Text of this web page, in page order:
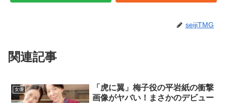
seijiTMG
関連記事
女優
「虎に翼」梅子役の平岩紙の衝撃
画像がヤバい！まさかのデビュー